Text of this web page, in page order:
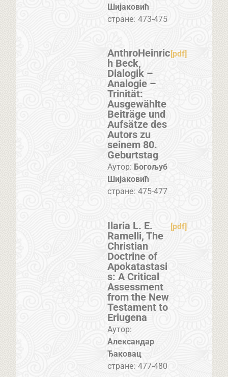
Шијаковић
стране: 473-475
AnthroHeinric
h Beck,
Dialogik –
Analogie –
Trinität:
Ausgewählte
Beiträge und
Aufsätze des
Autors zu
seinem 80.
Geburtstag
[pdf]
Аутор: Богољуб
Шијаковић
стране: 475-477
Ilaria L. E.
Ramelli, The
Christian
Doctrine of
Apokatastasi
s: A Critical
Assessment
from the New
Testament to
Eriugena
[pdf]
Аутор:
Александар
Ђаковац
стране: 477-480